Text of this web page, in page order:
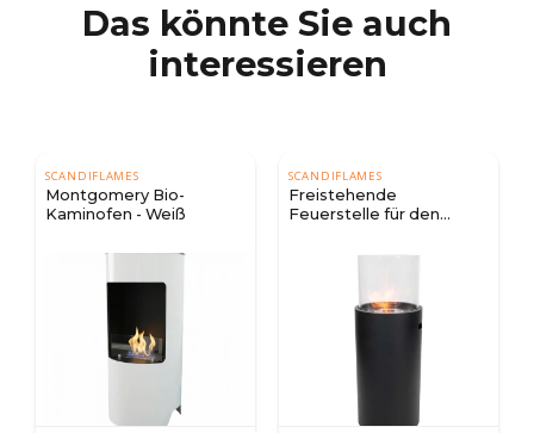
Das könnte Sie auch
interessieren
SCANDIFLAMES
Montgomery Bio-
Kaminofen - Weiß
SCANDIFLAMES
Freistehende
Feuerstelle für den